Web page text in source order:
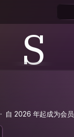
S
自 2026 年起成为会员